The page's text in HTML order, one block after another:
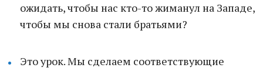
ожидать, чтобы нас кто-то жиманул на Западе,
чтобы мы снова стали братьями?
Это урок. Мы сделаем соответствующие